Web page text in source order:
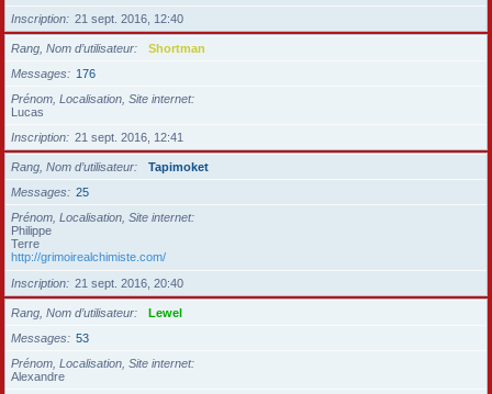
Inscription
21 sept. 2016, 12:40
Rang, Nom d’utilisateur
Shortman
Messages
176
Prénom, Localisation, Site internet
Lucas
Inscription
21 sept. 2016, 12:41
Rang, Nom d’utilisateur
Tapimoket
Messages
25
Prénom, Localisation, Site internet
Philippe
Terre
http://grimoirealchimiste.com/
Inscription
21 sept. 2016, 20:40
Rang, Nom d’utilisateur
Lewel
Messages
53
Prénom, Localisation, Site internet
Alexandre